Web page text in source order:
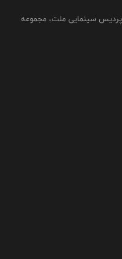
پردیس سینمایی ملت، مجموعه